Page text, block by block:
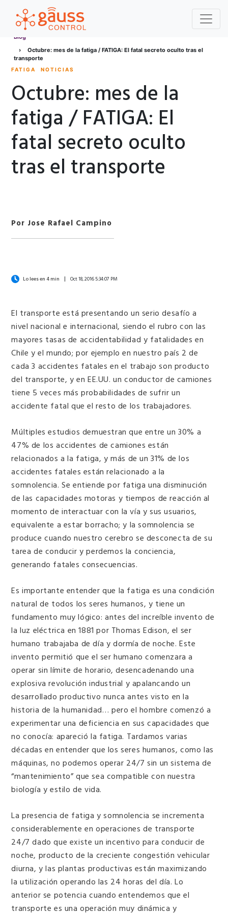
Blog
Octubre: mes de la fatiga / FATIGA: El fatal secreto oculto tras el
transporte
FATIGA NOTICIAS
Octubre: mes de la
fatiga / FATIGA: El
fatal secreto oculto
tras el transporte
Por Jose Rafael Campino
Lo lees en 4 min Oct 18, 2016 5:34:07 PM
El transporte está presentando un serio desafío a
nivel nacional e internacional, siendo el rubro con las
mayores tasas de accidentabilidad y fatalidades en
Chile y el mundo; por ejemplo en nuestro país 2 de
cada 3 accidentes fatales en el trabajo son producto
del transporte, y en EE.UU. un conductor de camiones
tiene 5 veces más probabilidades de sufrir un
accidente fatal que el resto de los trabajadores.
Múltiples estudios demuestran que entre un 30% a
47% de los accidentes de camiones están
relacionados a la fatiga, y más de un 31% de los
accidentes fatales están relacionado a la
somnolencia. Se entiende por fatiga una disminución
de las capacidades motoras y tiempos de reacción al
momento de interactuar con la vía y sus usuarios,
equivalente a estar borracho; y la somnolencia se
produce cuando nuestro cerebro se desconecta de su
tarea de conducir y perdemos la conciencia,
generando fatales consecuencias.
Es importante entender que la fatiga es una condición
natural de todos los seres humanos, y tiene un
fundamento muy lógico: antes del increíble invento de
la luz eléctrica en 1881 por Thomas Edison, el ser
humano trabajaba de día y dormía de noche. Este
invento permitió que el ser humano comenzara a
operar sin límite de horario, desencadenando una
explosiva revolución industrial y apalancando un
desarrollado productivo nunca antes visto en la
historia de la humanidad… pero el hombre comenzó a
experimentar una deficiencia en sus capacidades que
no conocía: apareció la fatiga. Tardamos varias
décadas en entender que los seres humanos, como las
máquinas, no podemos operar 24/7 sin un sistema de
“mantenimiento” que sea compatible con nuestra
biología y estilo de vida.
La presencia de fatiga y somnolencia se incrementa
considerablemente en operaciones de transporte
24/7 dado que existe un incentivo para conducir de
noche, producto de la creciente congestión vehicular
diurna, y las plantas productivas están maximizando
la utilización operando las 24 horas del día. Lo
anterior se potencia cuando entendemos que el
transporte es una operación muy dinámica y